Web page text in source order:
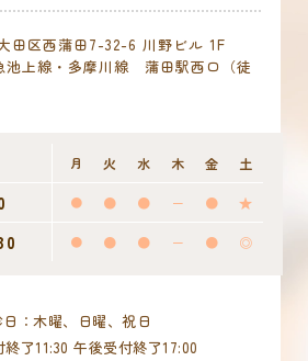
田区西蒲田7-32-6 川野ビル 1F
上線・多摩川線 蒲田駅西口（徒
月 火 水 木 金 土
● ● ● － ● ★
● ● ● － ● ◎
：木曜、日曜、祝日
了11:30 午後受付終了17:00